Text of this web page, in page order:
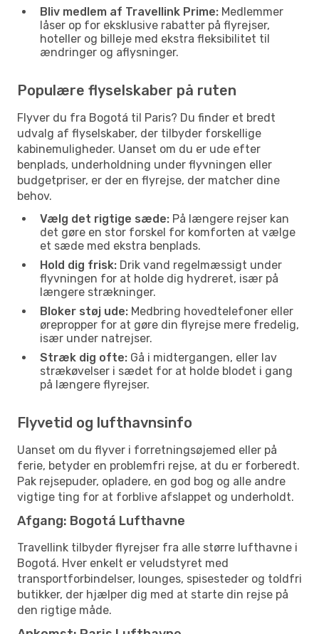
Bliv medlem af Travellink Prime: Medlemmer
låser op for eksklusive rabatter på flyrejser,
hoteller og billeje med ekstra fleksibilitet til
ændringer og aflysninger.
Populære flyselskaber på ruten
Flyver du fra Bogotá til Paris? Du finder et bredt
udvalg af flyselskaber, der tilbyder forskellige
kabinemuligheder. Uanset om du er ude efter
benplads, underholdning under flyvningen eller
budgetpriser, er der en flyrejse, der matcher dine
behov.
Vælg det rigtige sæde: På længere rejser kan
det gøre en stor forskel for komforten at vælge
et sæde med ekstra benplads.
Hold dig frisk: Drik vand regelmæssigt under
flyvningen for at holde dig hydreret, især på
længere strækninger.
Bloker støj ude: Medbring hovedtelefoner eller
ørepropper for at gøre din flyrejse mere fredelig,
især under natrejser.
Stræk dig ofte: Gå i midtergangen, eller lav
strækøvelser i sædet for at holde blodet i gang
på længere flyrejser.
Flyvetid og lufthavnsinfo
Uanset om du flyver i forretningsøjemed eller på
ferie, betyder en problemfri rejse, at du er forberedt.
Pak rejsepuder, opladere, en god bog og alle andre
vigtige ting for at forblive afslappet og underholdt.
Afgang: Bogotá Lufthavne
Travellink tilbyder flyrejser fra alle større lufthavne i
Bogotá. Hver enkelt er veludstyret med
transportforbindelser, lounges, spisesteder og toldfri
butikker, der hjælper dig med at starte din rejse på
den rigtige måde.